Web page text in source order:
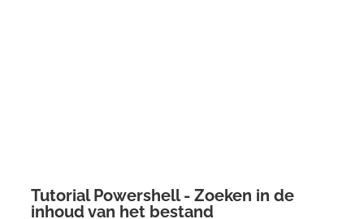
Tutorial Powershell - Zoeken in de
inhoud van het bestand